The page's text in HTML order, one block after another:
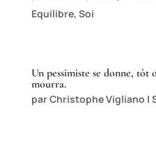
Equilibre, Soi
Un pessimiste se donne,
mourra.
parChristophe Vigliano |